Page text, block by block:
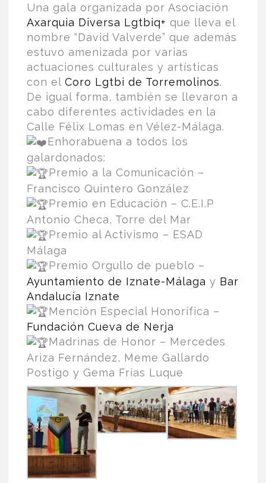
Una gala organizada por Asociación
Axarquia Diversa Lgtbiq+ que lleva el
nombre “David Valverde” que además
estuvo amenizada por varias
actuaciones culturales y artísticas
con el Coro Lgtbi de Torremolinos.
De igual forma, también se llevaron a
cabo diferentes actividades en la
Calle Félix Lomas en Vélez-Málaga.
Enhorabuena a todos los
galardonados:
Premio a la Comunicación –
Francisco Quintero González
Premio en Educación – C.E.I.P
Antonio Checa, Torre del Mar
Premio al Activismo – ESAD
Málaga
Premio Orgullo de pueblo –
Ayuntamiento de Iznate-Málaga y Bar
Andalucía Iznate
Mención Especial Honorífica –
Fundación Cueva de Nerja
Madrinas de Honor – Mercedes
Ariza Fernández, Meme Gallardo
Postigo y Gema Frías Luque